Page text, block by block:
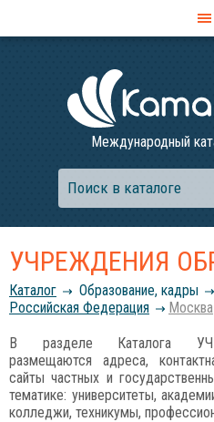
Международный
УЧРЕЖДЕНИЯ
Каталог Образование, кадры
Российcкая Федерация
Москва
В разделе Каталога
размещаются адреса,
сайты частных и
тематике: университеты,
колледжи, техникумы,